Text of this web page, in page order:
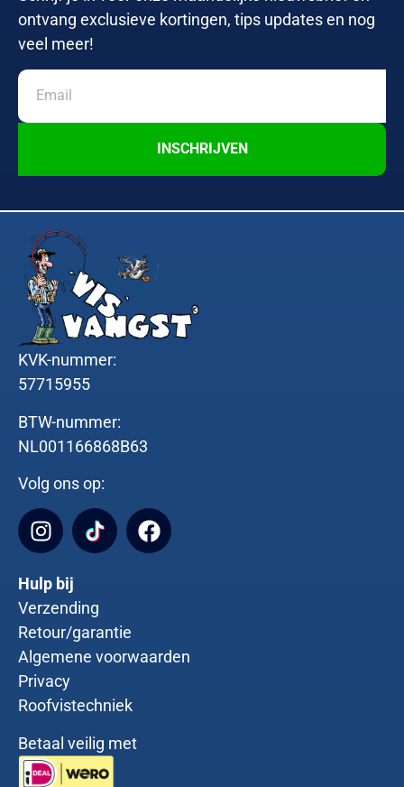
ontvang exclusieve kortingen, tips updates en nog
veel meer!
INSCHRIJVEN
KVK-nummer:
57715955
BTW-nummer:
NL001166868B63
Volg ons op:
Hulp bij
Verzending
Retour/garantie
Algemene voorwaarden
Privacy
Roofvistechniek
Betaal veilig met